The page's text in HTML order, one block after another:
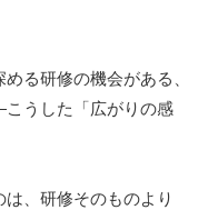
る研修の機会がある、
うした「広がりの感
、研修そのものより